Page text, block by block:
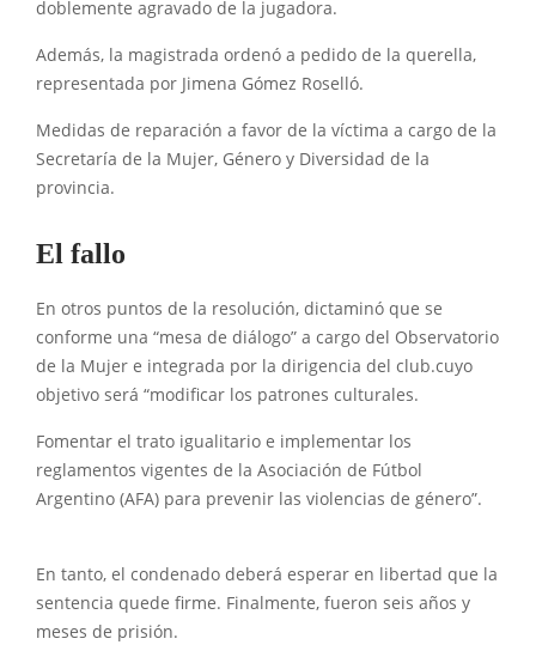
doblemente agravado de la jugadora.
Además, la magistrada ordenó a pedido de la querella,
representada por Jimena Gómez Roselló.
Medidas de reparación a favor de la víctima a cargo de la
Secretaría de la Mujer, Género y Diversidad de la
provincia.
El fallo
En otros puntos de la resolución, dictaminó que se
conforme una “mesa de diálogo” a cargo del Observatorio
de la Mujer e integrada por la dirigencia del club.cuyo
objetivo será “modificar los patrones culturales.
Fomentar el trato igualitario e implementar los
reglamentos vigentes de la Asociación de Fútbol
Argentino (AFA) para prevenir las violencias de género”.
En tanto, el condenado deberá esperar en libertad que la
sentencia quede firme. Finalmente, fueron seis años y
meses de prisión.